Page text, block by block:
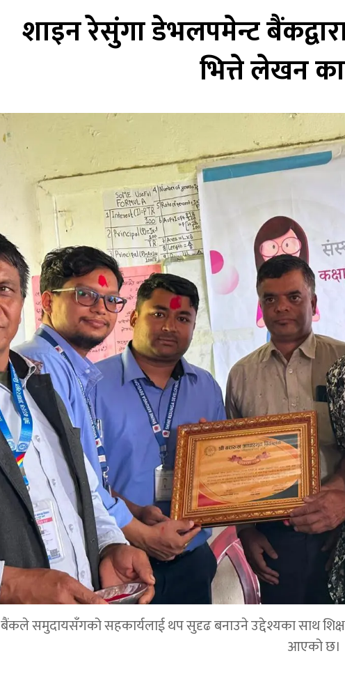
शाइन रेसुंगा डेभलपमेन्ट
भित्ते लेखन
बैंकले समुदायसँगको सहकार्यलाई थप सुदृढ बनाउने उद्देश्यका साथ शिक्षा,
आएको छ।